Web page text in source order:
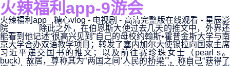
火辣福利app-9游会
火辣福利app_,糖心vlog - 电视剧 - 高清完整版在线观看 - 星辰影
院___ 除此之外，在伯恩斯大使过去几天的推文中，外界还
能看到他记述“很高兴见到”自己的母校约翰斯•霍普金斯大学与南
京大学合办双语教学项目；转发了塞内加尔大使锡拉向国家主席
习近平递交国书的推文；以及前往赛珍珠女士（pearl s。
buck）故居，尊称其为“两国之间‘人民的桥梁’”，称自己“获得了